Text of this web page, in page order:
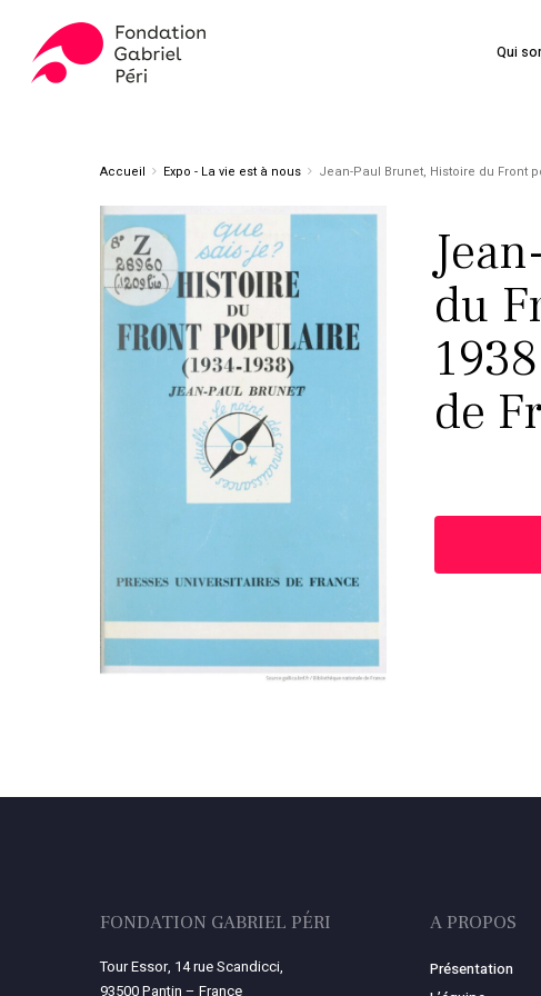
main
Qui
Accueil Expo - La vie est à nous Jean-Paul Brunet, Histoire du Front
du
de
FONDATION GABRIEL PÉRI
Tour Essor, 14 rue Scandicci,
93500 Pantin – France
A PROPOS
Présentation